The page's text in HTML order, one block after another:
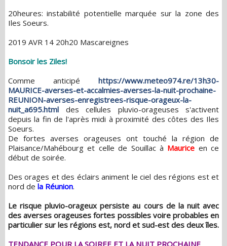
20heures: instabilité potentielle marquée sur la zone des
Iles Soeurs.
2019 AVR 14 20h20 Mascareignes
Bonsoir les Ziles!
Comme anticipé https://www.meteo974.re/13h30-
MAURICE-averses-et-accalmies-averses-la-nuit-prochaine-
REUNION-averses-enregistrees-risque-orageux-la-
nuit_a695.html
des cellules pluvio-orageuses s'activent
depuis la fin de l'après midi à proximité des côtes des Iles
Soeurs.
De fortes averses orageuses ont touché la région de
Plaisance/Mahébourg et celle de Souillac à Maurice en ce
début de soirée.
Des orages et des éclairs animent le ciel des régions est et
nord de la Réunion.
Le risque pluvio-orageux persiste au cours de la nuit avec
des averses orageuses fortes possibles voire probables en
particulier sur les régions est, nord et sud-est des deux îles.